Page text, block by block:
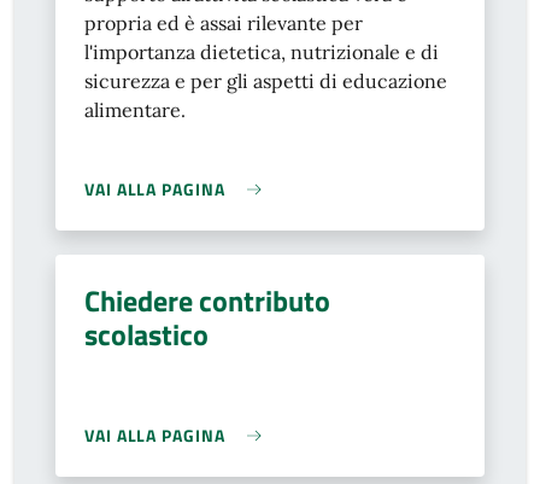
propria ed è assai rilevante per
l'importanza dietetica, nutrizionale e di
sicurezza e per gli aspetti di educazione
alimentare.
VAI ALLA PAGINA
Chiedere contributo
scolastico
VAI ALLA PAGINA